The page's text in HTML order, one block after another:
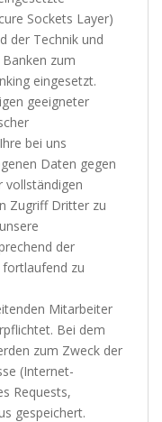
Sockets Layer)
der Technik und
zum
eingesetzt.
geeigneter
bei uns
Daten gegen
vollständigen
Zugriff Dritter zu
der
zu
Mitarbeiter
Bei dem
zum Zweck der
(Internet-
Requests,
gespeichert.